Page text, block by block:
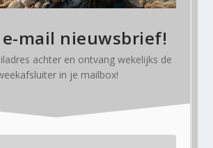
mail nieuwsbrief!
achter en ontvang wekelijks de
in je mailbox!